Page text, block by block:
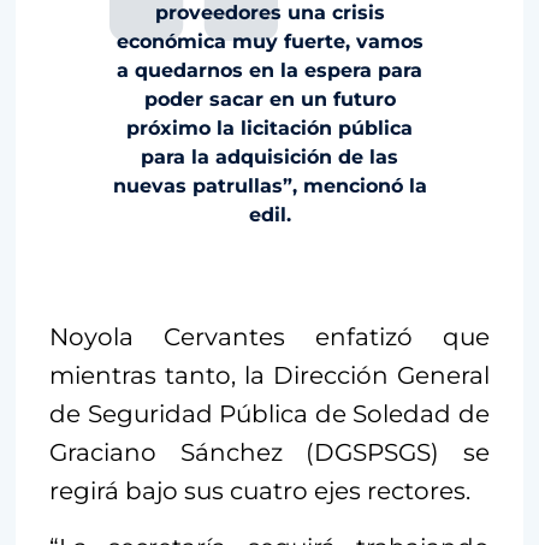
proveedores una crisis
económica muy fuerte, vamos
a quedarnos en la espera para
poder sacar en un futuro
próximo la licitación pública
para la adquisición de las
nuevas patrullas”, mencionó la
edil.
Noyola Cervantes enfatizó que
mientras tanto, la Dirección General
de Seguridad Pública de Soledad de
Graciano Sánchez (DGSPSGS) se
regirá bajo sus cuatro ejes rectores.